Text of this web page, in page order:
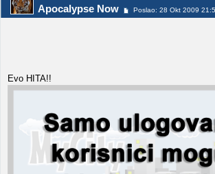
Apocalypse Now Poslao: 28 Okt 2009
Evo HITA!!